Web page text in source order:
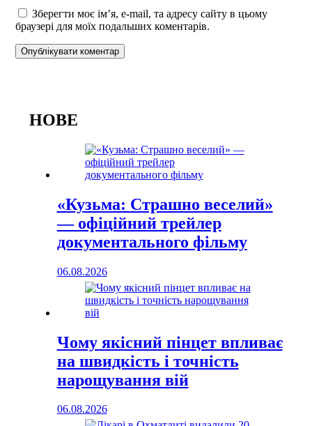
Зберегти моє ім’я, e-mail, та адресу сайту в цьому
браузері для моїх подальших коментарів.
НОВЕ
«Кузьма: Страшно веселий»
— офіційний трейлер
документального фільму
06.08.2026
Чому якісний пінцет впливає
на швидкість і точність
нарощування вій
06.08.2026